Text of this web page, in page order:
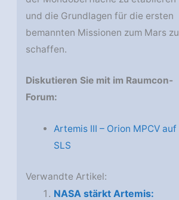
und die Grundlagen für die ersten
bemannten Missionen zum Mars zu
schaffen.
Diskutieren Sie mit im Raumcon-
Forum:
Artemis III – Orion MPCV auf
SLS
Verwandte Artikel:
NASA stärkt Artemis: